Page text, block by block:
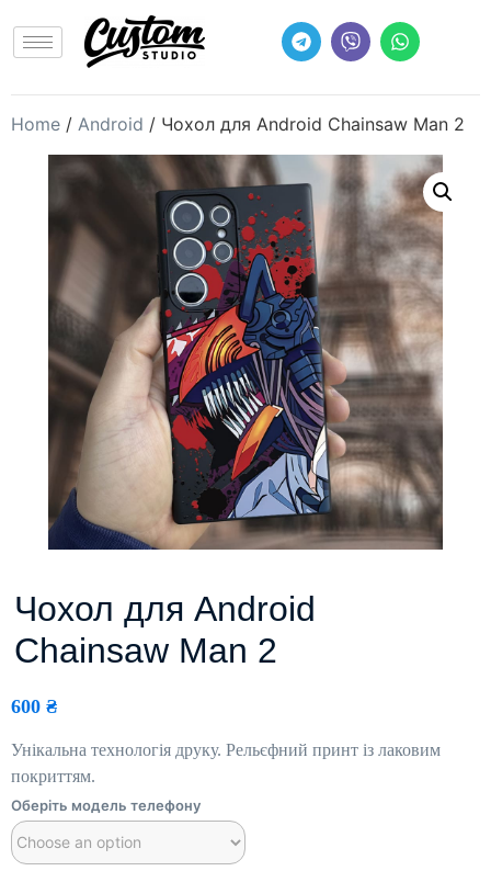
Home / Android / Чохол для Android Chainsaw Man 2
Чохол для Android
Chainsaw Man 2
600 ₴
Унікальна технологія друку. Рельєфний принт із лаковим
покриттям.
Оберіть модель телефону